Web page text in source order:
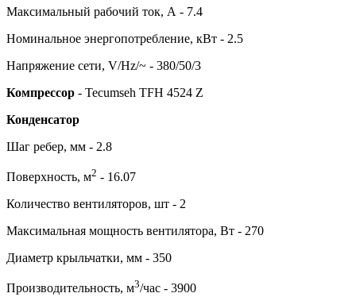
Максимальный рабочий ток, А - 7.4
Номинальное энергопотребление, кВт - 2.5
Напряжение сети, V/Hz/~ - 380/50/3
Компрессор - Tecumseh TFH 4524 Z
Конденсатор
Шаг ребер, мм - 2.8
Поверхность, м2 - 16.07
Количество вентиляторов, шт - 2
Максимальная мощность вентилятора, Вт - 270
Диаметр крыльчатки, мм - 350
Производительность, м3/час - 3900